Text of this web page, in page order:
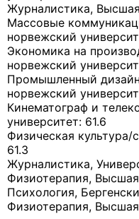
Журналистика,
Массовые
норвежский
Экономика на
норвежский
Промышленный
норвежский
Кинематограф и
университет: 61.6
Физическая
61.3
Журналистика,
Физиотерапия,
Психология,
Физиотерапия,